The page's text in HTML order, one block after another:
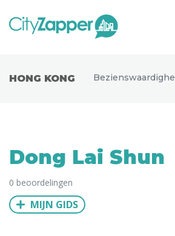
Europa
Noord-Amerika
Azië
HONG KONG
Dong Lai Shun
0 beoordelingen
MIJN GIDS